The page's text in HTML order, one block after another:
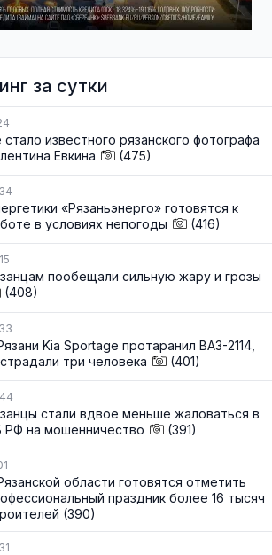
за сутки
стало известного рязанского фотографа
Евкина
(475)
«Рязаньэнерго» готовятся к
в условиях непогоды
(416)
пообещали сильную жару и грозы
(408)
Kia Sportage протаранил ВАЗ-2114,
три человека
(401)
стали вдвое меньше жаловаться в
РФ на мошенничество
(391)
области готовятся отметить
праздник более 16 тысяч
(390)